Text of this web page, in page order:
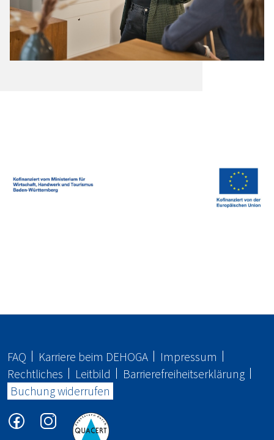
FAQ Karriere beim DEHOGA
Impressum
Rechtliches
Leitbild
Barrierefreiheitserklärung
Buchung widerrufen